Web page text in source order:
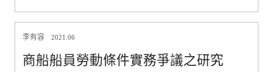
修法是否能強化我國公司治理，學者多有保留。本文
觀察我國實務近年來關於獨立董事召開股東會之見解
及參考外國法制，嘗試分析此一修法變革，並提出未
來建議方向。
法除強制公開公職人員之財產內容，以為全民監督
外，針對具有高度決策力及影響力之公職人員，另以
「強制信託」制度規範此等公職人員本人、配偶及未
成年子女，應將特定財產強制信託予信託業者，藉以
預防貪瀆避免不法致富。該制度施行迄今，是否有助
李有容 2021.06
商船船員勞動條件實務爭議之研究